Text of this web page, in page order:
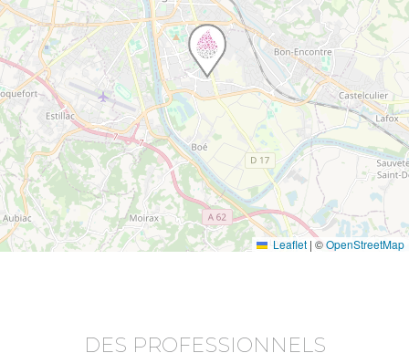
Leaflet | ©OpenStreetMap
DES PROFESSIONNELS